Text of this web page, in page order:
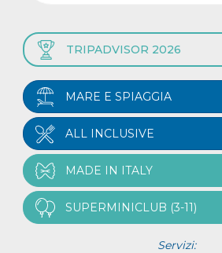
TRIPADVISOR 2026
MARE E SPIAGGIA
ALL INCLUSIVE
MADE IN ITALY
SUPERMINICLUB (3-11)
Servizi: